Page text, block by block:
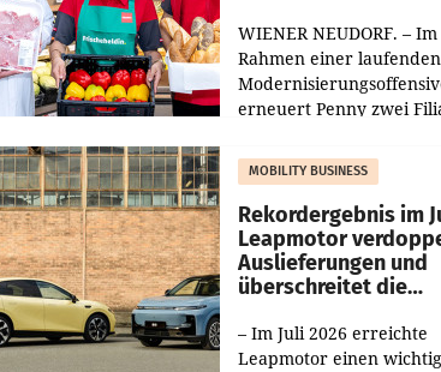
WIENER NEUDORF. – Im
Rahmen einer laufenden
erneuert Penny zwei
Die beiden Standorte
Haag sowie im rund
MOBILITY BUSINESS
Rekordergebnis im
Leapmotor
Auslieferungen und
überschreitet die
– Im Juli 2026 erreichte
Leapmotor einen